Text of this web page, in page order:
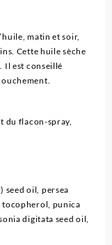
matin et soir,
Cette huile sèche
Il est conseillé
du flacon-spray,
seed oil, persea
tocopherol, punica
digitata seed oil,